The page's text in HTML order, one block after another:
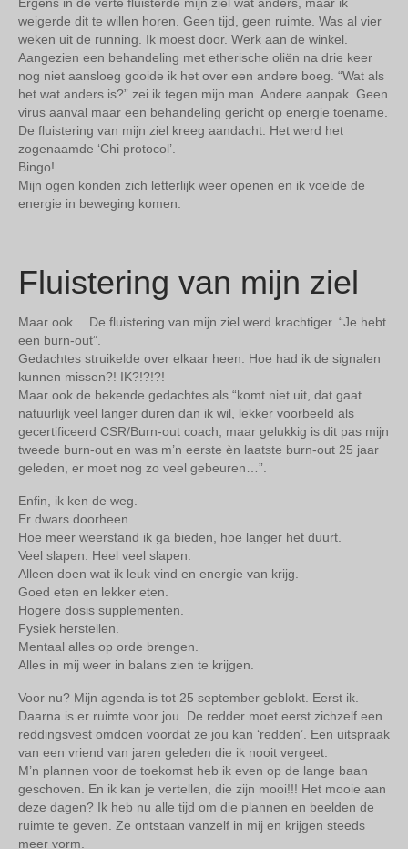
weigerde dit te willen horen. Geen tijd, geen ruimte. Was al vier
weken uit de running. Ik moest door. Werk aan de winkel.
Aangezien een behandeling met etherische oliën na drie keer
nog niet aansloeg gooide ik het over een andere boeg. “Wat als
het wat anders is?” zei ik tegen mijn man. Andere aanpak. Geen
virus aanval maar een behandeling gericht op energie toename.
De fluistering van mijn ziel kreeg aandacht. Het werd het
zogenaamde ‘Chi protocol’.
Bingo!
Mijn ogen konden zich letterlijk weer openen en ik voelde de
energie in beweging komen.
Fluistering van mijn ziel
Maar ook… De fluistering van mijn ziel werd krachtiger. “Je hebt
een burn-out”.
Gedachtes struikelde over elkaar heen. Hoe had ik de signalen
kunnen missen?! IK?!?!?!
Maar ook de bekende gedachtes als “komt niet uit, dat gaat
natuurlijk veel langer duren dan ik wil, lekker voorbeeld als
gecertificeerd CSR/Burn-out coach, maar gelukkig is dit pas mijn
tweede burn-out en was m’n eerste èn laatste burn-out 25 jaar
geleden, er moet nog zo veel gebeuren…”.
Enfin, ik ken de weg.
Er dwars doorheen.
Hoe meer weerstand ik ga bieden, hoe langer het duurt.
Veel slapen. Heel veel slapen.
Alleen doen wat ik leuk vind en energie van krijg.
Goed eten en lekker eten.
Hogere dosis supplementen.
Fysiek herstellen.
Mentaal alles op orde brengen.
Alles in mij weer in balans zien te krijgen.
Voor nu? Mijn agenda is tot 25 september geblokt. Eerst ik.
Daarna is er ruimte voor jou. De redder moet eerst zichzelf een
reddingsvest omdoen voordat ze jou kan ‘redden’. Een uitspraak
van een vriend van jaren geleden die ik nooit vergeet.
M’n plannen voor de toekomst heb ik even op de lange baan
geschoven. En ik kan je vertellen, die zijn mooi!!! Het mooie aan
deze dagen? Ik heb nu alle tijd om die plannen en beelden de
ruimte te geven. Ze ontstaan vanzelf in mij en krijgen steeds
meer vorm.